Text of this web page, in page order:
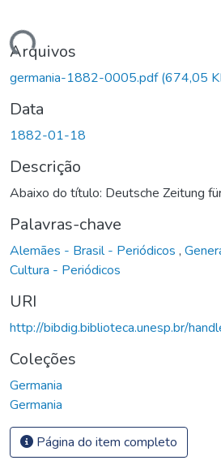
Arquivos
germania-1882-0005.pdf(674,05
Data
1882-01-18
Descrição
Abaixo do título: Deutsche Zeitung
Palavras-chave
Alemães - Brasil - Periódicos ,
Cultura - Periódicos
URI
http://bibdig.biblioteca.unesp.br/
Coleções
Germania
Germania
Página do item completo